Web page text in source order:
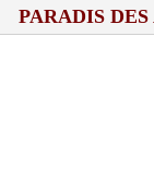
PARADIS